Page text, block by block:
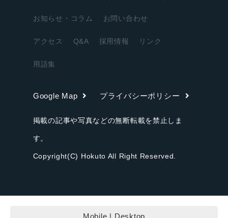
お知らせ・コラム お問い合わせ
アクセス Q&A 採用情報 リンク
用語集
Google Map プライバシーポリシー
掲載の記事や写真などの無断転載を禁止しま
す。
Copyright(C) Hokuto All Right Reserved.
Mobile | Desktop